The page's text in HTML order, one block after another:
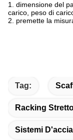
1. dimensione del
carico, peso di
2. premette la
Tag:
Racking
Sistemi